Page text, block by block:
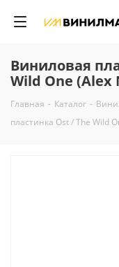
Виниловая
Wild One (Alex
Главная - Каталог -
пластинка Ost / The Wild